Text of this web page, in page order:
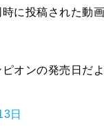
に投稿された動
ピオンの発売日
日